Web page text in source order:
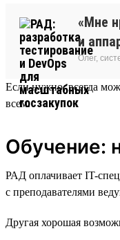
«Мне
и
Олег,
Если нужно, всегда
всем.
Обучение:
РАД оплачивает IT-
с преподавателями
Другая хорошая